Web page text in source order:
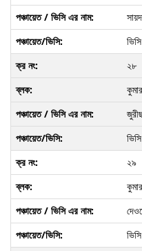
ভিসি
২৮
ভিসি
২৯
ভিসি